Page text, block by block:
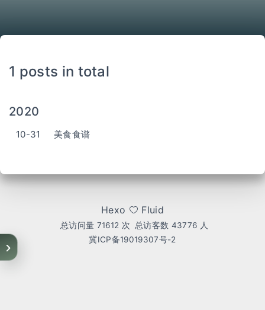
1 posts in total
2020
10-31 美食食谱
Hexo Fluid
总访问量 71612 次 总访客数 43776 人
冀ICP备19019307号-2
›